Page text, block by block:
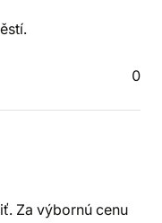
0
Za výbornú cenu